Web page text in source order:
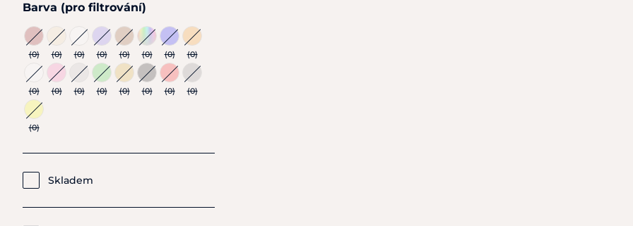
Barva (pro filtrování)
(0) (0) (0) (0) (0) (0) (0) (0)
(0) (0) (0) (0) (0) (0) (0) (0)
(0)
Skladem